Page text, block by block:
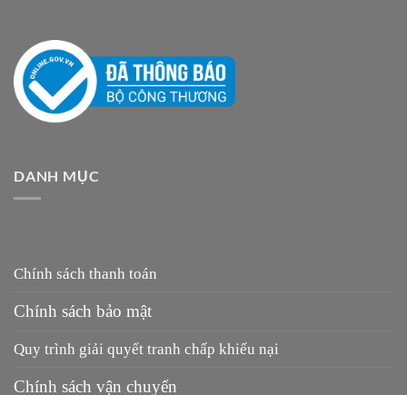
DANH MỤC
Chính sách thanh toán
Chính sách bảo mật
Quy trình giải quyết tranh chấp khiếu nại
Chính sách vận chuyển